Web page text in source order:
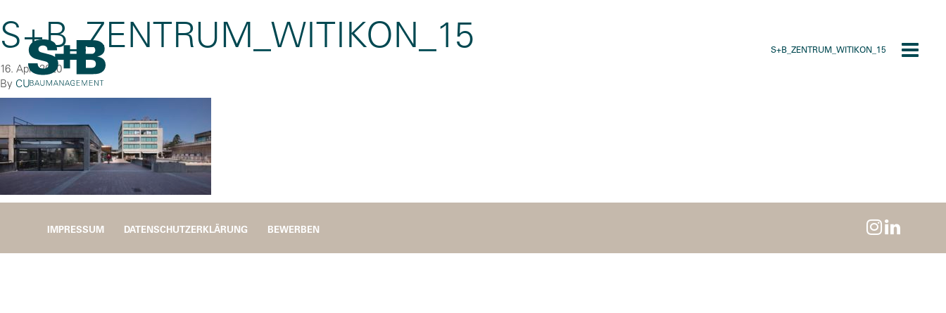
S+B_ZENTRUM_WITIKON_15
Toggle
S+B_ZENTRUM_WITIKON_15
16. April 2020
By CU
IMPRESSUM DATENSCHUTZERKLÄRUNG BEWERBEN